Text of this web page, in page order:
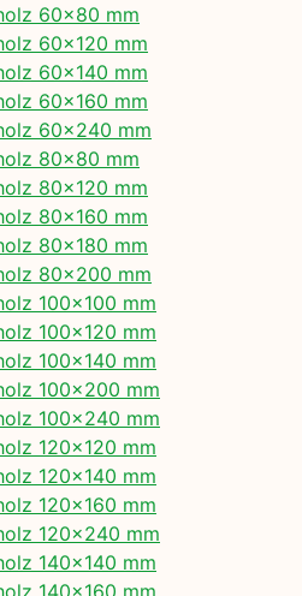
60×80 mm
60×120 mm
60×140 mm
60×160 mm
60×240 mm
80×80 mm
80×120 mm
80×160 mm
80×180 mm
80×200 mm
100×100 mm
100×120 mm
100×140 mm
100×200 mm
100×240 mm
120×120 mm
120×140 mm
120×160 mm
120×240 mm
140×140 mm